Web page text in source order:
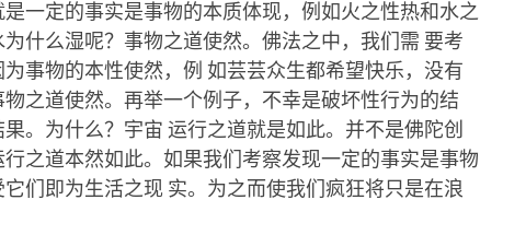
一定的事实是事物的本质体现，例如火之性热和水之
什么湿呢？事物之道使然。佛法之中，我们需 要考
事物的本性使然，例 如芸芸众生都希望快乐，没有
之道使然。再举一个例子，不幸是破坏性行为的结
。为什么？宇宙 运行之道就是如此。并不是佛陀创
之道本然如此。如果我们考察发现一定的事实是事物
们即为生活之现 实。为之而使我们疯狂将只是在浪